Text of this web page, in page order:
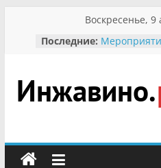
содержимому
Воскресенье, 9
Последние:
гражданин
участнице
сельский
портал